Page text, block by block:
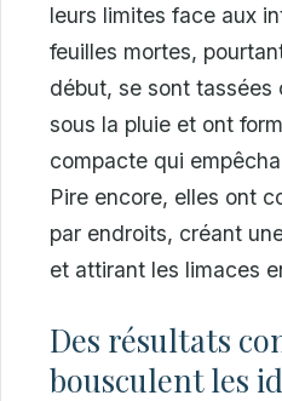
leurs limites face aux
feuilles mortes,
début, se sont tassées
sous la pluie et ont
compacte qui
Pire encore, elles ont
par endroits, créant
et attirant les limaces
Des résultats
bousculent les